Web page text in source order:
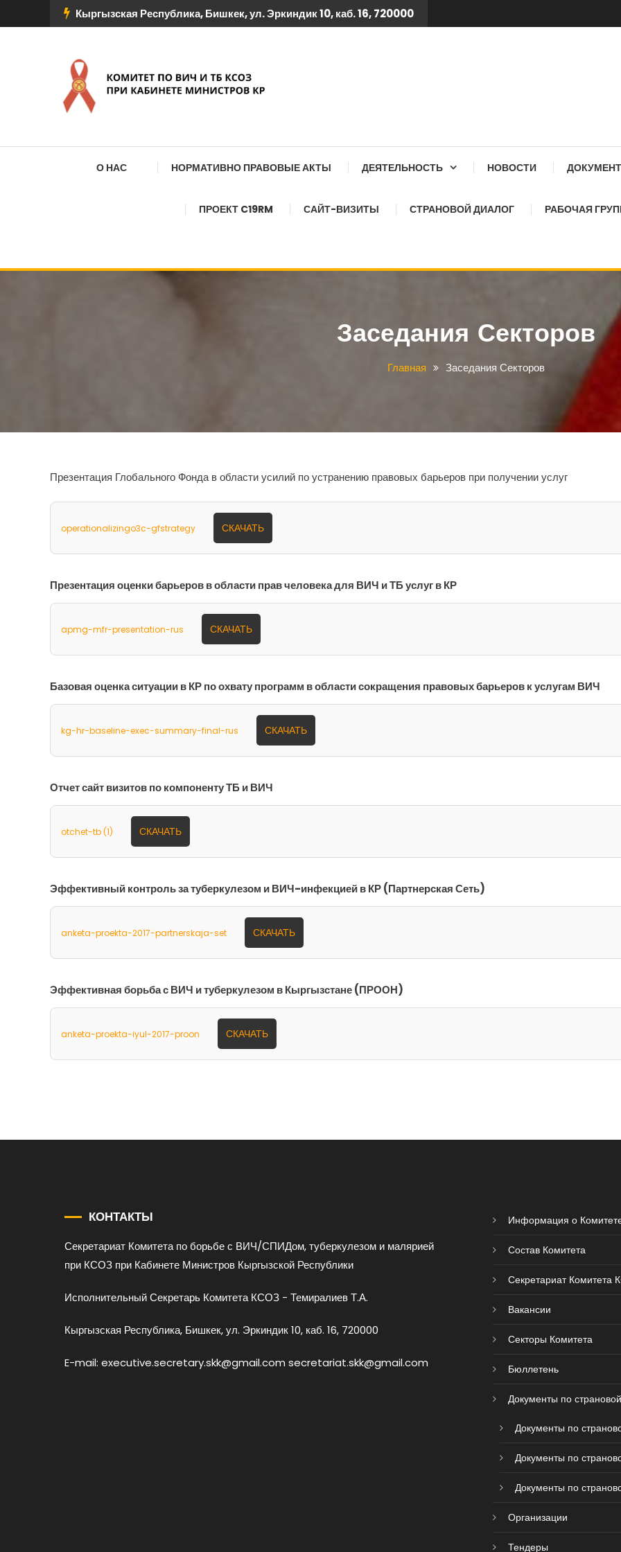
к
Кыргызская Республика, Бишкек, ул. Эркиндик 10, каб. 16, 720000
О НАС НОРМАТИВНО ПРАВОВЫЕ АКТЫ ДЕЯТЕЛЬНОСТЬ НОВОСТИ
ПРОЕКТ C19RM САЙТ-ВИЗИТЫ СТРАНОВОЙ ДИАЛОГ РАБОЧАЯ
Заседания Секторов
Главная Заседания Секторов
Презентация Глобального Фонда в области усилий по устранению правовых барьеров при получении услуг
operationalizingo3c-gfstrategy СКАЧАТЬ
Презентация оценки барьеров в области прав человека для ВИЧ и ТБ услуг в КР
apmg-mfr-presentation-rus СКАЧАТЬ
Базовая оценка ситуации в КР по охвату программ в области сокращения правовых барьеров к услугам ВИЧ
kg-hr-baseline-exec-summary-final-rus СКАЧАТЬ
Отчет сайт визитов по компоненту ТБ и ВИЧ
otchet-tb (1) СКАЧАТЬ
Эффективный контроль за туберкулезом и ВИЧ-инфекцией в КР (Партнерская Сеть)
anketa-proekta-2017-partnerskaja-set СКАЧАТЬ
Эффективная борьба с ВИЧ и туберкулезом в Кыргызстане (ПРООН)
anketa-proekta-iyul-2017-proon СКАЧАТЬ
КОНТАКТЫ
Секретариат Комитета по борьбе с ВИЧ/СПИДом, туберкулезом и малярией
при КСОЗ при Кабинете Министров Кыргызской Республики
Исполнительный Секретарь Комитета КСОЗ - Темиралиев Т.А.
Кыргызская Республика, Бишкек, ул. Эркиндик 10, каб. 16, 720000
E-mail: executive.secretary.skk@gmail.com secretariat.skk@gmail.com
Информация о
Состав Комитета
Секретариат Комитета
Вакансии
Секторы Комитета
Бюллетень
Документы по
Документы по
Документы по
Документы по
Организации
Тендеры